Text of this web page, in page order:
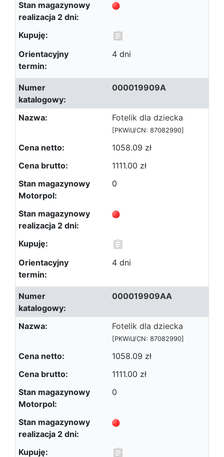
4 dni
000019909A
Fotelik dla dziecka
[PKWiU/CN: 87082990]
1058.09 zł
1111.00 zł
0
4 dni
000019909AA
Fotelik dla dziecka
[PKWiU/CN: 87082990]
1058.09 zł
1111.00 zł
0